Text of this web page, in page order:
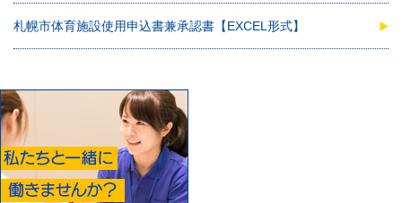
札幌市体育施設使用申込書兼承認書【EXCEL形式】